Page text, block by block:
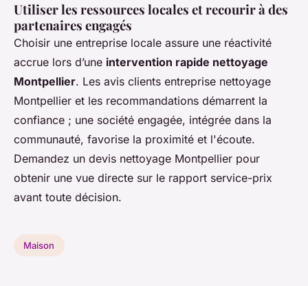
Utiliser les ressources locales et recourir à des
partenaires engagés
Choisir une entreprise locale assure une réactivité
accrue lors d’une intervention rapide nettoyage
Montpellier. Les avis clients entreprise nettoyage
Montpellier et les recommandations démarrent la
confiance ; une société engagée, intégrée dans la
communauté, favorise la proximité et l'écoute.
Demandez un devis nettoyage Montpellier pour
obtenir une vue directe sur le rapport service-prix
avant toute décision.
Maison